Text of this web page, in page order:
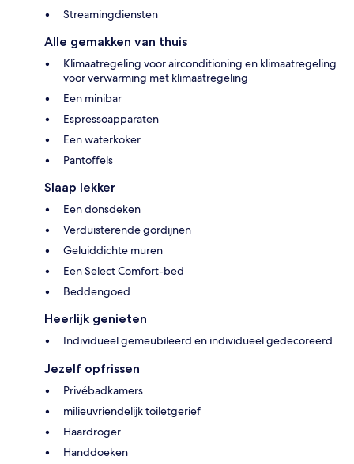
Streamingdiensten
Alle gemakken van thuis
Klimaatregeling voor airconditioning en klimaatregeling
voor verwarming met klimaatregeling
Een minibar
Espressoapparaten
Een waterkoker
Pantoffels
Slaap lekker
Een donsdeken
Verduisterende gordijnen
Geluiddichte muren
Een Select Comfort-bed
Beddengoed
Heerlijk genieten
Individueel gemeubileerd en individueel gedecoreerd
Jezelf opfrissen
Privébadkamers
milieuvriendelijk toiletgerief
Haardroger
Handdoeken